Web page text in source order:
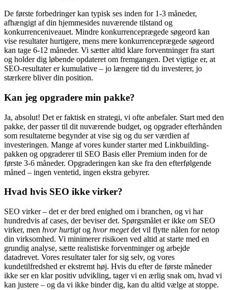
De første forbedringer kan typisk ses inden for 1-3 måneder,
afhængigt af din hjemmesides nuværende tilstand og
konkurrenceniveauet. Mindre konkurrenceprægede søgeord kan
vise resultater hurtigere, mens mere konkurrenceprægede søgeord
kan tage 6-12 måneder. Vi sætter altid klare forventninger fra start
og holder dig løbende opdateret om fremgangen. Det vigtige er, at
SEO-resultater er kumulative – jo længere tid du investerer, jo
stærkere bliver din position.
Kan jeg opgradere min pakke?
Ja, absolut! Det er faktisk en strategi, vi ofte anbefaler. Start med den
pakke, der passer til dit nuværende budget, og opgrader efterhånden
som resultaterne begynder at vise sig og du ser værdien af
investeringen. Mange af vores kunder starter med Linkbuilding-
pakken og opgraderer til SEO Basis eller Premium inden for de
første 3-6 måneder. Opgraderingen kan ske fra den efterfølgende
måned – ingen ventetid, ingen ekstra gebyrer.
Hvad hvis SEO ikke virker?
SEO virker – det er der bred enighed om i branchen, og vi har
hundredvis af cases, der beviser det. Spørgsmålet er ikke om SEO
virker, men hvor hurtigtog hvor megetdet vil flytte nålen for netop
din virksomhed. Vi minimerer risikoen ved altid at starte med en
grundig analyse, sætte realistiske forventninger og arbejde
datadrevet. Vores resultater taler for sig selv, og vores
kundetilfredshed er ekstremt høj. Hvis du efter de første måneder
ikke ser en klar positiv udvikling, tager vi en ærlig snak om, hvad vi
kan justere – og da vi ikke binder dig, kan du altid vælge at stoppe.